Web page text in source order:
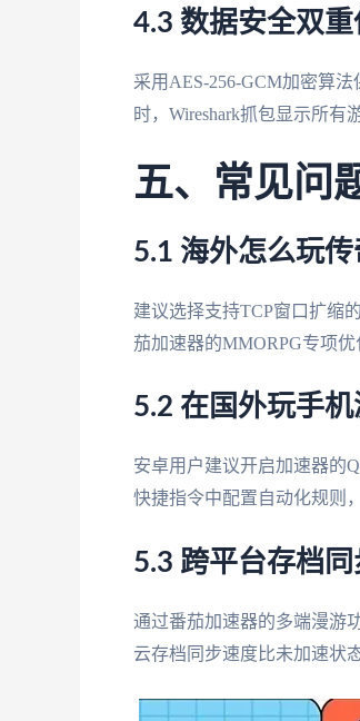
4.3 数据安全双
采用AES-256-GCM加密算
时，Wireshark抓包显示所有
五、常见问
5.1 海外怎么玩传
建议选择支持TCP窗口扩缩
茄加速器的MMORPG专项优
5.2 在国外玩手机
安卓用户建议开启加速器的
快捷指令中配置自动化规则
5.3 跨平台存档
通过番茄加速器的多端漫游
云存档同步速度比未加速状